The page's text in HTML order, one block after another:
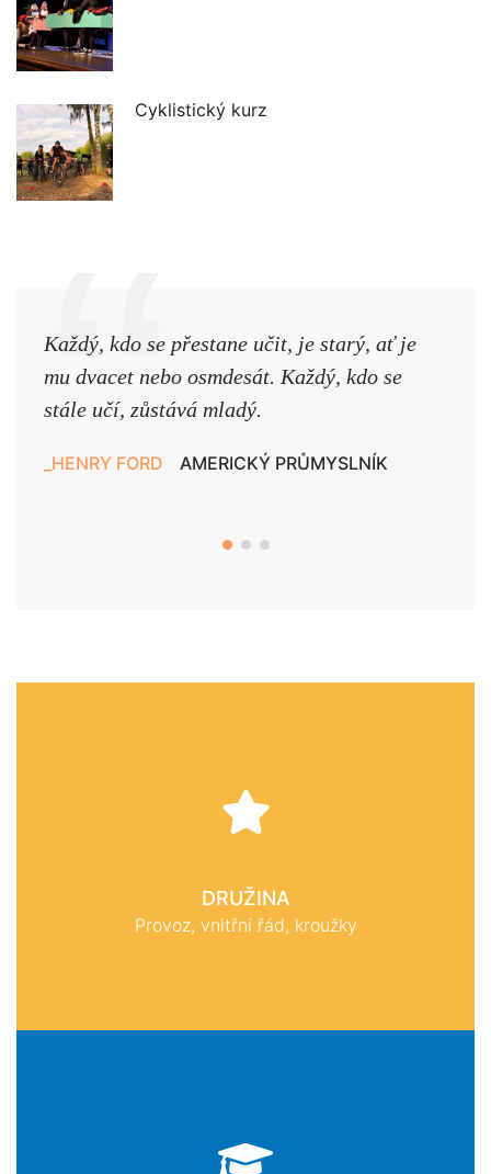
Cyklistický kurz
Každý, kdo se přestane učit, je starý, ať je
mu dvacet nebo osmdesát. Každý, kdo se
stále učí, zůstává mladý.
HENRY FORD AMERICKÝ PRŮMYSLNÍK
DRUŽINA
Provoz, vnitřní řád, kroužky